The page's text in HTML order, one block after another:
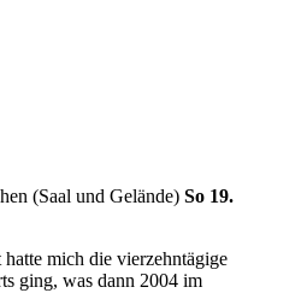
(Saal und Gelände) So 19.
mich die vierzehntägige
ging, was dann 2004 im